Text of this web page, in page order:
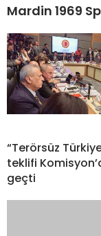
Mardin 1969
“Terörsüz
teklifi
geçti